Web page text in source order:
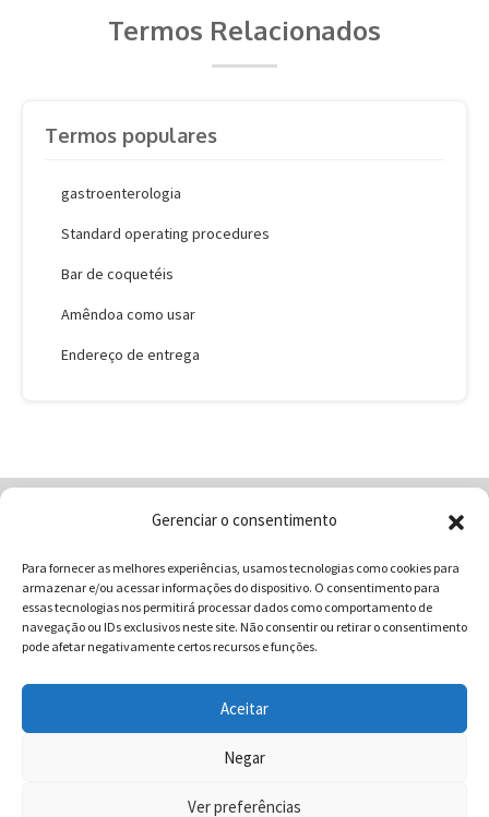
Gerenciar o consentimento
Para fornecer as melhores experiências, usamos tecnologias como cookies para
armazenar e/ou acessar informações do dispositivo. O consentimento para
essas tecnologias nos permitirá processar dados como comportamento de
navegação ou IDs exclusivos neste site. Não consentir ou retirar o consentimento
pode afetar negativamente certos recursos e funções.
Aceitar
Negar
Ver preferências
Termos Relacionados
Termos populares
gastroenterologia
Standard operating procedures
Bar de coquetéis
Amêndoa como usar
Endereço de entrega
Contatos
Receitas
Blog
Vocabulário da Gastronomia
COMUNICAR - Comunicação e Marketing | CNPJ:
03.013.350/0001-80 | Rua 82 Nº99 Qd. F13 Lt. 13 Sala 01 - Setor